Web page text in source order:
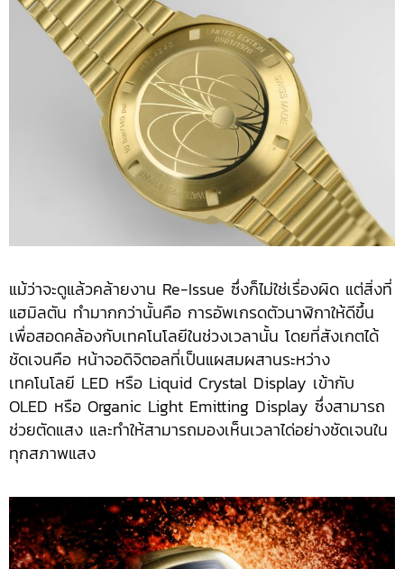
แม้ว่าจะดูแล้วคล้ายงาน Re-Issue ซึ่งก็ไม่ใช่เรื่องผิด แต่สิ่งที่
แฮมิลตัน ทำมากกว่านั้นคือ การอัพเกรดตัวนาฬิกาให้ดีขึ้น
เพื่อสอดคล้องกับเทคโนโลยีในช่วงเวลานั้น โดยที่สังเกตได้
ชัดเจนคือ หน้าจอดิจิตอลที่เป็นแผสมผสานระหว่าง
เทคโนโลยี LED หรือ Liquid Crystal Display เข้ากับ
OLED หรือ Organic Light Emitting Display ซึ่งสามารถ
ช่วยตัดแสง และทำให้สามารถมองเห็นเวลาได่อย่างชัดเจนใน
ทุกสภาพแสง